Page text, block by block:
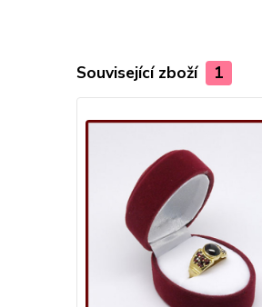
Související zboží 1